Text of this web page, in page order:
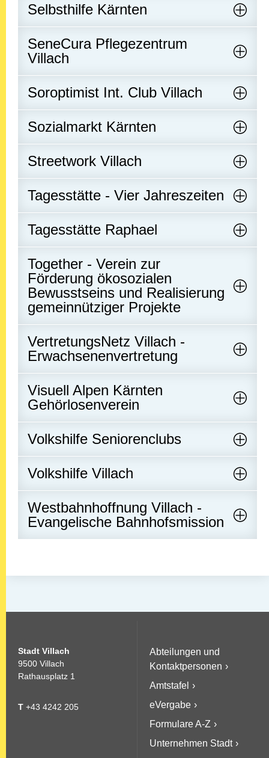
Selbsthilfe Kärnten
SeneCura Pflegezentrum
Villach
Soroptimist Int. Club Villach
Sozialmarkt Kärnten
Streetwork Villach
Tagesstätte - Vier Jahreszeiten
Tagesstätte Raphael
Together - Verein zur
Förderung ökosozialen
Bewusstseins und Realisierung
gemeinnütziger Projekte
VertretungsNetz Villach -
Erwachsenenvertretung
Visuell Alpen Kärnten
Gehörlosenverein
Volkshilfe Seniorenclubs
Volkshilfe Villach
Westbahnhoffnung Villach -
Evangelische Bahnhofsmission
Stadt Villach
9500 Villach
Rathausplatz 1
T +43 4242 205
Abteilungen und
Kontaktpersonen
Amtstafel
eVergabe
Formulare A-Z
Unternehmen Stadt